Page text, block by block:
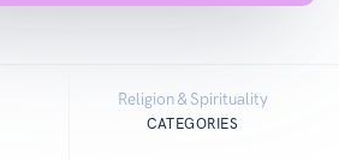
Religion & Spirituality
CATEGORIES